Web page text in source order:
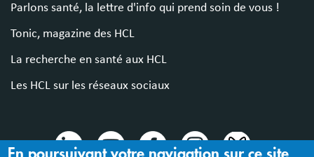
Parlons santé, la lettre d'info qui prend soin de vous !
Tonic, magazine des HCL
La recherche en santé aux HCL
Les HCL sur les réseaux sociaux